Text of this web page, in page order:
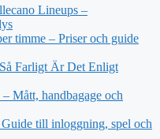
Lineups –
timme – Priser och guide
Farligt Är Det Enligt
Mått, handbagage och
till inloggning, spel och